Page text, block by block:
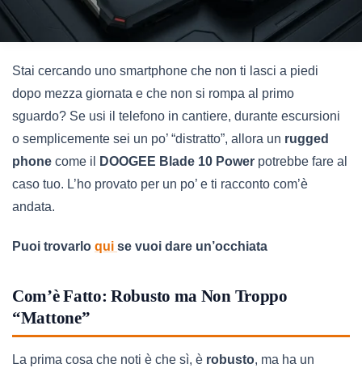
Stai cercando uno smartphone che non ti lasci a piedi
dopo mezza giornata e che non si rompa al primo
sguardo? Se usi il telefono in cantiere, durante escursioni
o semplicemente sei un po’ “distratto”, allora un rugged
phone come il DOOGEE Blade 10 Power potrebbe fare al
caso tuo. L’ho provato per un po’ e ti racconto com’è
andata.
Puoi trovarlo qui se vuoi dare un’occhiata
Com’è Fatto: Robusto ma Non Troppo
“Mattone”
La prima cosa che noti è che sì, è robusto, ma ha un